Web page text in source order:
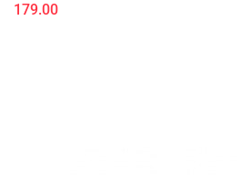
179.00